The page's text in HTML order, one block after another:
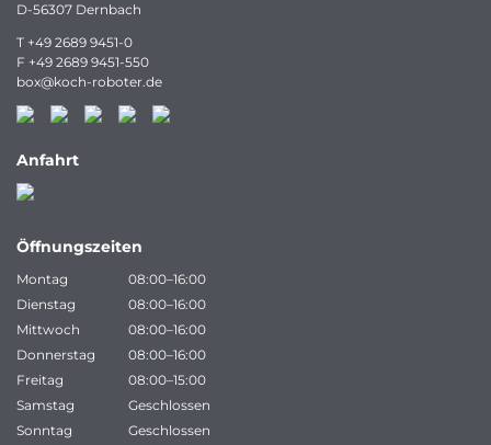
D-56307 Dernbach
T +49 2689 9451-0
F +49 2689 9451-550
box@koch-roboter.de
Anfahrt
Öffnungszeiten
Montag
08:00–16:00
Dienstag
08:00–16:00
Mittwoch
08:00–16:00
Donnerstag
08:00–16:00
Freitag
08:00–15:00
Samstag
Geschlossen
Sonntag
Geschlossen